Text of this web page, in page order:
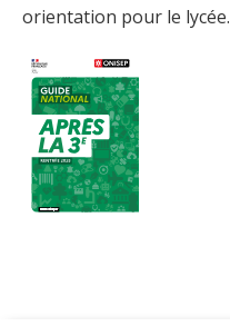
orientation pour le lycée.